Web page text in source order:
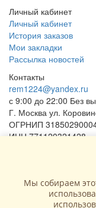
Личный кабинет
Личный кабинет
История заказов
Мои закладки
Рассылка новостей
Контакты
rem1224@yandex.ru
с 9:00 до 22:00 Без
Г. Москва ул.
ОГРНИП
ИНН 771120321428
(с) 2015 - 2026
преследуется законом!
Мы собираем